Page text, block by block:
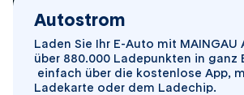
Autostrom
Laden Sie Ihr E-Auto mit
über 880.000 Ladepunkten in ganz
einfach über die kostenlose App,
Ladekarte oder dem Ladechip.